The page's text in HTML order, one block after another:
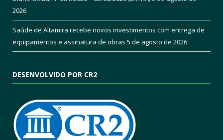
2026
Saúde de Altamira recebe novos investimentos com entrega de
equipamentos e assinatura de obras 5 de agosto de 2026
DESENVOLVIDO POR CR2